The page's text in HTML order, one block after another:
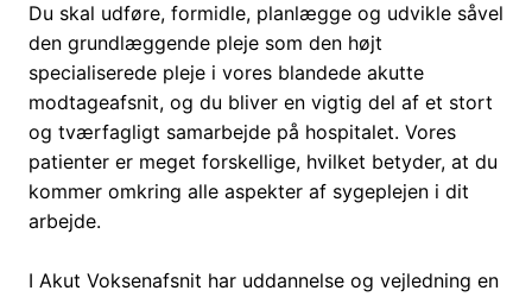
Du skal udføre, formidle, planlægge og udvikle såvel
den grundlæggende pleje som den højt
specialiserede pleje i vores blandede akutte
modtageafsnit, og du bliver en vigtig del af et stort
og tværfagligt samarbejde på hospitalet. Vores
patienter er meget forskellige, hvilket betyder, at du
kommer omkring alle aspekter af sygeplejen i dit
arbejde.
I Akut Voksenafsnit har uddannelse og vejledning en